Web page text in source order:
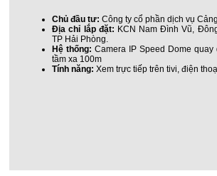
Chủ đầu tư:Công ty cổ phần dịch vụ
Địa chỉ lắp đặt: KCN Nam Đình Vũ,
TP Hải Phòng.
Hệ thống: Camera IP Speed Dome quay
tầm xa 100m
Tính năng: Xem trực tiếp trên tivi, điện